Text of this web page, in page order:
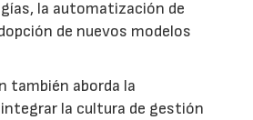
la automatización de
de nuevos modelos
también aborda la
la cultura de gestión